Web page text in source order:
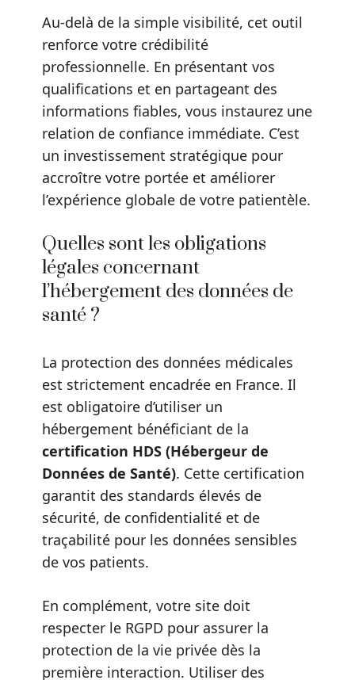
Au-delà de la simple visibilité, cet outil
renforce votre crédibilité
professionnelle. En présentant vos
qualifications et en partageant des
informations fiables, vous instaurez une
relation de confiance immédiate. C’est
un investissement stratégique pour
accroître votre portée et améliorer
l’expérience globale de votre patientèle.
Quelles sont les obligations
légales concernant
l’hébergement des données de
santé ?
La protection des données médicales
est strictement encadrée en France. Il
est obligatoire d’utiliser un
hébergement bénéficiant de la
certification HDS (Hébergeur de
Données de Santé). Cette certification
garantit des standards élevés de
sécurité, de confidentialité et de
traçabilité pour les données sensibles
de vos patients.
En complément, votre site doit
respecter le RGPD pour assurer la
protection de la vie privée dès la
première interaction. Utiliser des